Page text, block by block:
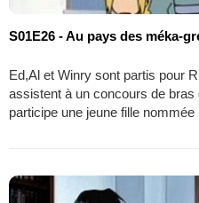
S01E26 - Au pays des méka-
Ed,Al et Winry sont partis pour
assistent à un concours de bras
participe une jeune fille nommée